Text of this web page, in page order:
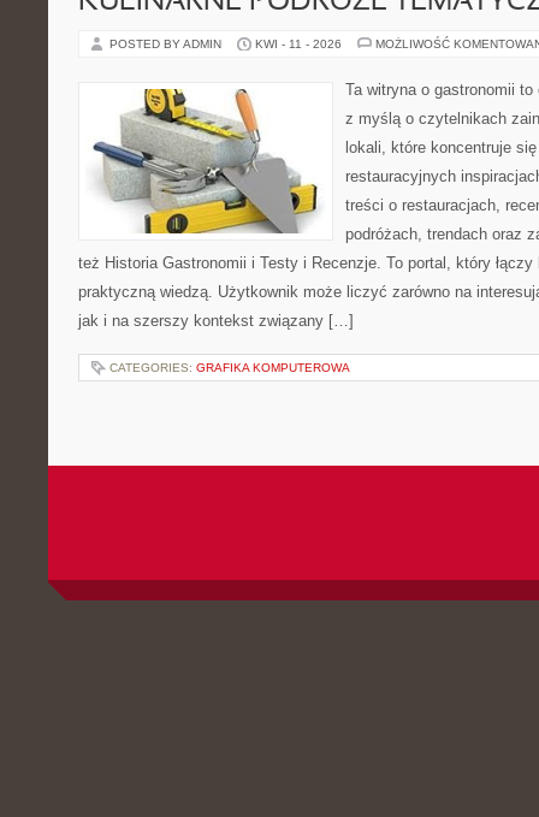
POSTED BY ADMIN KWI - 11 - 2026 MOŻLIWOŚĆ
Ta witryna o gastronomii
z myślą o czytelnikach
lokali, które koncentruje
restauracyjnych
treści o restauracjach,
podróżach, trendach oraz
też Historia Gastronomii i Testy i Recenzje. To portal, który
praktyczną wiedzą. Użytkownik może liczyć zarówno na
jak i na szerszy kontekst związany […]
CATEGORIES: GRAFIKA KOMPUTEROWA